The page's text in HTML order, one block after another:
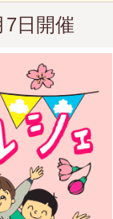
日開催